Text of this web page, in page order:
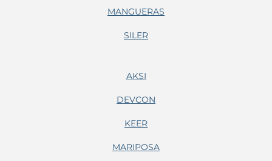
MANGUERAS
SILER
AKSI
DEVCON
KEER
MARIPOSA